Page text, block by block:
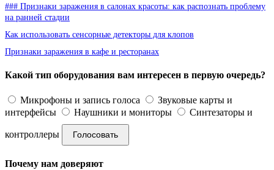
### Признаки заражения в салонах красоты: как распознать проблему
на ранней стадии
Как использовать сенсорные детекторы для клопов
Признаки заражения в кафе и ресторанах
Какой тип оборудования вам интересен в первую очередь?
Микрофоны и запись голоса
Звуковые карты и
интерфейсы
Наушники и мониторы Синтезаторы и
контроллеры Голосовать
Почему нам доверяют